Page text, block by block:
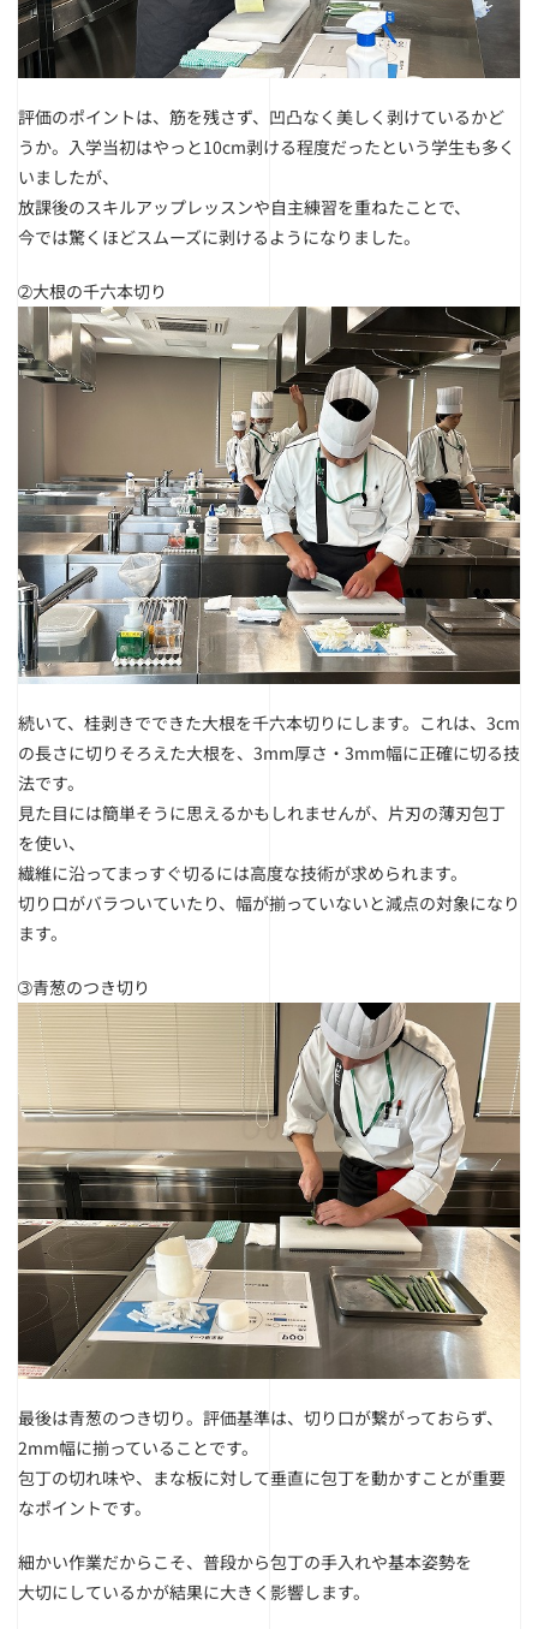
評価のポイントは、筋を残さず、凹凸なく美しく剥けているかど
うか。 入学当初はやっと10cm剥ける程度だったという学生も多く
いましたが、
放課後のスキルアップレッスンや自主練習を重ねたことで、
今では驚くほどスムーズに剥けるようになりました。
➁大根の千六本切り
続いて、桂剥きでできた大根を千六本切りにします。 これは、3cm
の長さに切りそろえた大根を、3mm厚さ・3mm幅に正確に切る技
法です。
見た目には簡単そうに思えるかもしれませんが、片刃の薄刃包丁
を使い、
繊維に沿ってまっすぐ切るには高度な技術が求められます。
切り口がバラついていたり、幅が揃っていないと減点の対象になり
ます。
➂青葱のつき切り
最後は青葱のつき切り。 評価基準は、切り口が繋がっておらず、
2mm幅に揃っていることです。
包丁の切れ味や、まな板に対して垂直に包丁を動かすことが重要
なポイントです。
細かい作業だからこそ、普段から包丁の手入れや基本姿勢を
大切にしているかが結果に大きく影響します。